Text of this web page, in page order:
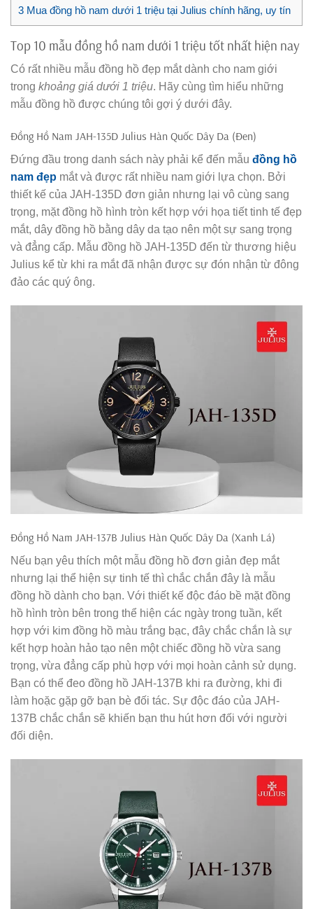
3 Mua đồng hồ nam dưới 1 triệu tại Julius chính hãng, uy tín
Top 10 mẫu đồng hồ nam dưới 1 triệu tốt nhất hiện nay
Có rất nhiều mẫu đồng hồ đẹp mắt dành cho nam giới
trong khoảng giá dưới 1 triệu. Hãy cùng tìm hiểu những
mẫu đồng hồ được chúng tôi gợi ý dưới đây.
Đồng Hồ Nam JAH-135D Julius Hàn Quốc Dây Da (Đen)
Đứng đầu trong danh sách này phải kể đến mẫu đồng hồ
nam đẹp mắt và được rất nhiều nam giới lựa chọn. Bởi
thiết kế của JAH-135D đơn giản nhưng lại vô cùng sang
trọng, mặt đồng hồ hình tròn kết hợp với họa tiết tinh tế đẹp
mắt, dây đồng hồ bằng dây da tạo nên một sự sang trọng
và đẳng cấp. Mẫu đồng hồ JAH-135D đến từ thương hiệu
Julius kể từ khi ra mắt đã nhận được sự đón nhận từ đông
đảo các quý ông.
Đồng Hồ Nam JAH-137B Julius Hàn Quốc Dây Da (Xanh Lá)
Nếu bạn yêu thích một mẫu đồng hồ đơn giản đẹp mắt
nhưng lại thể hiện sự tinh tế thì chắc chắn đây là mẫu
đồng hồ dành cho bạn. Với thiết kế độc đáo bề mặt đồng
hồ hình tròn bên trong thể hiện các ngày trong tuần, kết
hợp với kim đồng hồ màu trắng bạc, đây chắc chắn là sự
kết hợp hoàn hảo tạo nên một chiếc đồng hồ vừa sang
trọng, vừa đẳng cấp phù hợp với mọi hoàn cảnh sử dụng.
Bạn có thể đeo đồng hồ JAH-137B khi ra đường, khi đi
làm hoặc gặp gỡ bạn bè đối tác. Sự độc đáo của JAH-
137B chắc chắn sẽ khiến bạn thu hút hơn đối với người
đối diện.